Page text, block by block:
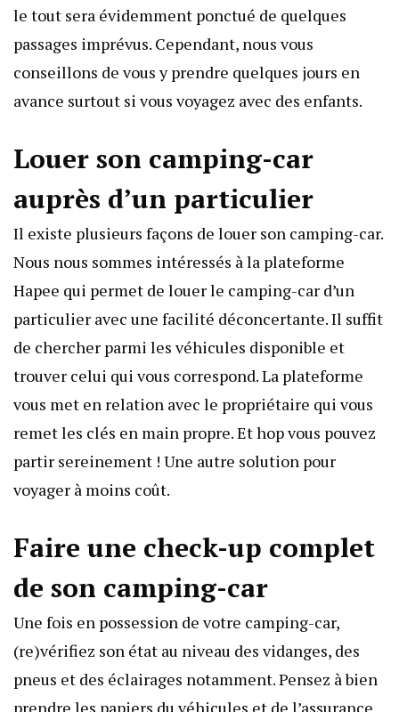
le tout sera évidemment ponctué de quelques
passages imprévus. Cependant, nous vous
conseillons de vous y prendre quelques jours en
avance surtout si vous voyagez avec des enfants.
Louer son camping-car
auprès d’un particulier
Il existe plusieurs façons de louer son camping-car.
Nous nous sommes intéressés à la plateforme
Hapee qui permet de louer le camping-car d’un
particulier avec une facilité déconcertante. Il suffit
de chercher parmi les véhicules disponible et
trouver celui qui vous correspond. La plateforme
vous met en relation avec le propriétaire qui vous
remet les clés en main propre. Et hop vous pouvez
partir sereinement ! Une autre solution pour
voyager à moins coût.
Faire une check-up complet
de son camping-car
Une fois en possession de votre camping-car,
(re)vérifiez son état au niveau des vidanges, des
pneus et des éclairages notamment. Pensez à bien
prendre les papiers du véhicules et de l’assurance